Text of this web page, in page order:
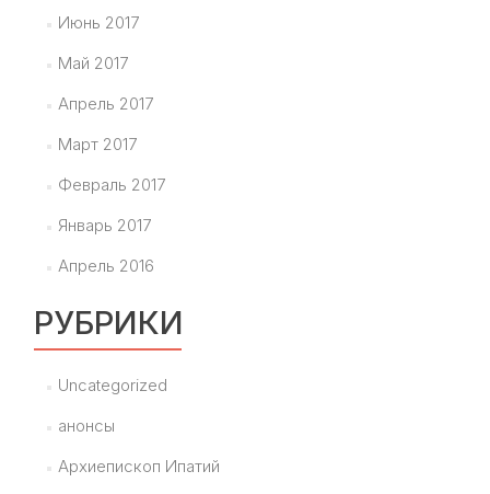
Июнь 2017
Май 2017
Апрель 2017
Март 2017
Февраль 2017
Январь 2017
Апрель 2016
РУБРИКИ
Uncategorized
анонсы
Архиепископ Ипатий